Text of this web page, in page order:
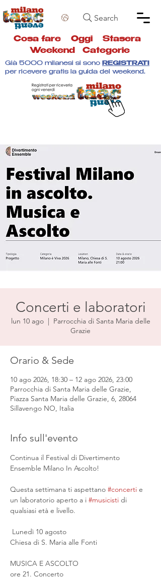
Search
Cosa fare Oggi Stasera
Weekend
Categorie
Già 5000 milanesi si sono REGISTRATI
per ricevere gratis la guida del weekend.
Concerti e laboratori
lun 10 ago
  |
Parrocchia di Santa Maria delle
Grazie
Orario & Sede
10 ago 2026, 18:30 – 12 ago 2026, 23:00
Parrocchia di Santa Maria delle Grazie,
Piazza Santa Maria delle Grazie, 6, 28064
Sillavengo NO, Italia
Info sull'evento
Continua il Festival di Divertimento
Ensemble Milano In Ascolto!
Questa settimana ti aspettano #concerti e
un laboratorio aperto a i #musicisti di
qualsiasi età e livello.
Lunedì 10 agosto
Chiesa di S. Maria alle Fonti
MUSICA E ASCOLTO
ore 21. Concerto